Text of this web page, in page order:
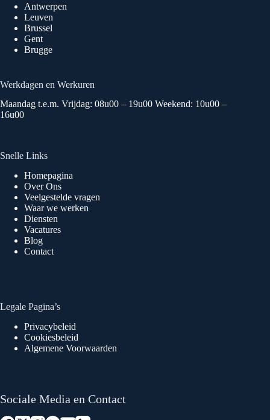
Antwerpen
Leuven
Brussel
Gent
Brugge
Werkdagen en Werkuren
Maandag t.e.m. Vrijdag: 08u00 – 19u00 Weekend: 10u00 –
16u00
Snelle Links
Homepagina
Over Ons
Veelgestelde vragen
Waar we werken
Diensten
Vacatures
Blog
Contact
Legale Pagina’s
Privacybeleid
Cookiesbeleid
Algemene Voorwaarden
Sociale Media en Contact